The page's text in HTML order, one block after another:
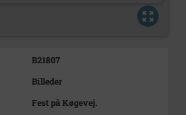
B21807
Billeder
Fest på Køgevej.